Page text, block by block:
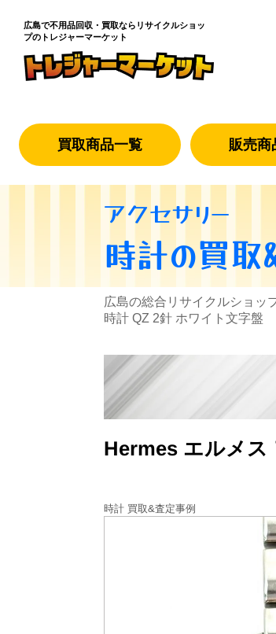
広島で不用品回収・買取なら リサイクルショッ
プのトレジャーマーケット
買取商品一覧 販売商
アクセサリー
時計の買取
広島の総合リサイクルショッ
時計 QZ 2針 ホワイト文字盤
Hermes エルメス
時計 買取&査定事例